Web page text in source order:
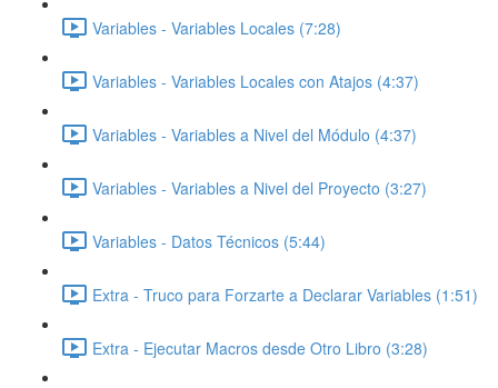
Variables - Variables Locales (7:28)
Variables - Variables Locales con Atajos (4:37)
Variables - Variables a Nivel del Módulo (4:37)
Variables - Variables a Nivel del Proyecto (3:27)
Variables - Datos Técnicos (5:44)
Extra - Truco para Forzarte a Declarar Variables (1:51)
Extra - Ejecutar Macros desde Otro Libro (3:28)